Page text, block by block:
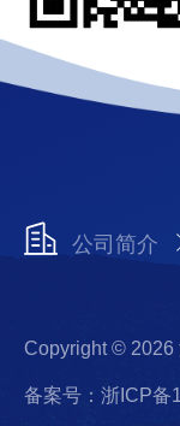
公司简介
Copyright © 2026
备案号：浙ICP备